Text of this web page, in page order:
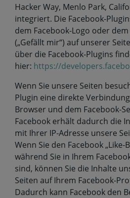
Hacker Way, Menlo Park,
integriert. Die Facebook-
dem Facebook-Logo oder dem
(„Gefällt mir“) auf unserer
über die Facebook-Plugins
hier: https://
Wenn Sie unsere Seiten
Plugin eine direkte
Browser und dem Facebook-
Facebook erhält dadurch die
mit Ihrer IP-Adresse unsere
Wenn Sie den Facebook „Like-
während Sie in Ihrem
sind, können Sie die Inhalte
Seiten auf Ihrem Facebook-
Dadurch kann Facebook den